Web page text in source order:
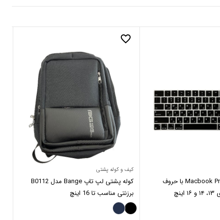
محافظ کیبورد Macbook Pro با حروف
favorite_border
کیف و کوله پشتی
کوله پشتی لپ تاپ Bange مدل B0112
برزنتی مناسب تا 16 اینچ